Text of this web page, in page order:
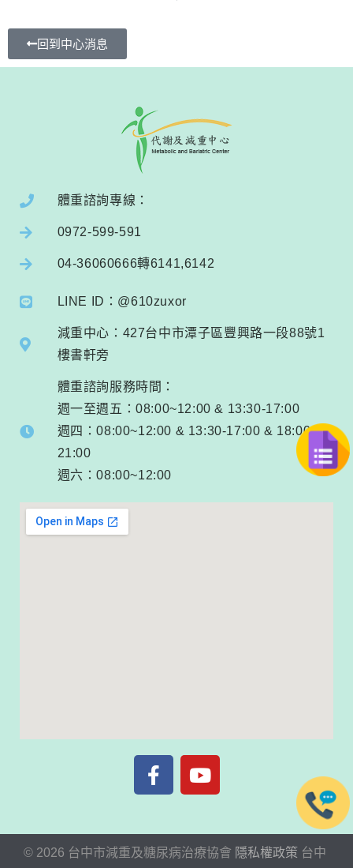
回到中心消息
體重諮詢專線：
0972-599-591
04-36060666轉6141,6142
LINE ID：@610zuxor
減重中心：427台中市潭子區豐興路一段88號1
樓書軒旁
體重諮詢服務時間：
週一至週五：08:00~12:00 & 13:30-17:00
週四：08:00~12:00 & 13:30-17:00 & 18:00-
21:00
週六：08:00~12:00
© 2026 台中市減重及糖尿病治療協會 隱私權政策 台中